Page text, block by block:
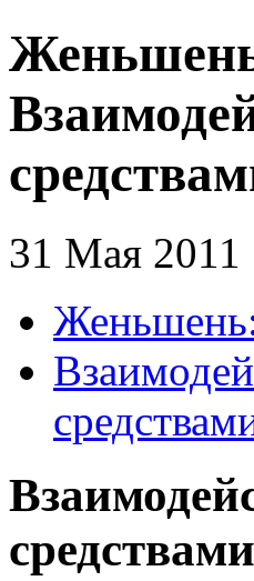
31 Мая 2011
Женьшень:
средствами